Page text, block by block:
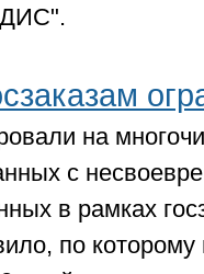
на
с
в рамках
по